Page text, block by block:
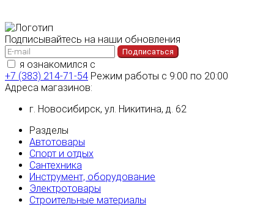
Подписывайтесь на наши обновления
Подписаться
я ознакомился с
+7 (383) 214-71-54 Режим работы с 9:00 по 20:00
Адреса магазинов:
г. Новосибирск, ул. Никитина, д. 62
Разделы
Автотовары
Спорт и отдых
Сантехника
Инструмент, оборудование
Электротовары
Строительные материалы